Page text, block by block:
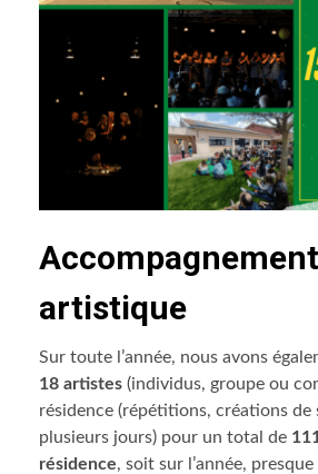
Accompagnement
artistique
Sur toute l’année, nous avons
18 artistes (individus, groupe ou
résidence (répétitions, créations de
plusieurs jours) pour un total de
résidence, soit sur l’année,